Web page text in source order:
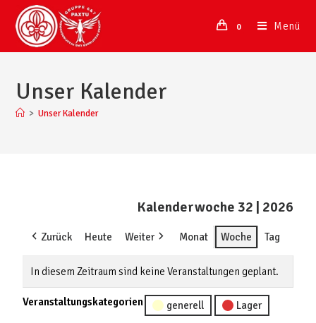
0 Menü
Unser Kalender
> Unser Kalender
Kalenderwoche 32 | 2026
Zurück Heute Weiter Monat Woche Tag
In diesem Zeitraum sind keine Veranstaltungen geplant.
Veranstaltungskategorien generell
Lager